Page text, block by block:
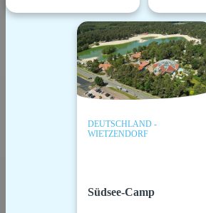
DEUTSCHLAND -
WIETZENDORF
Südsee-Camp